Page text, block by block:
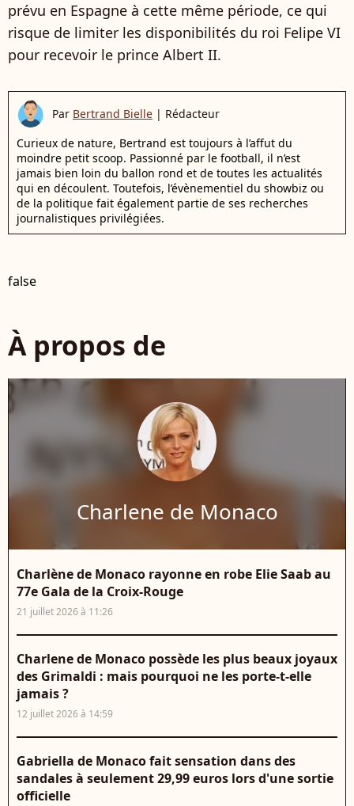
prévu en Espagne à cette même période, ce qui
risque de limiter les disponibilités du roi Felipe VI
pour recevoir le prince Albert II.
Par Bertrand Bielle | Rédacteur
Curieux de nature, Bertrand est toujours à l’affut du
moindre petit scoop. Passionné par le football, il n’est
jamais bien loin du ballon rond et de toutes les actualités
qui en découlent. Toutefois, l’évènementiel du showbiz ou
de la politique fait également partie de ses recherches
journalistiques privilégiées.
false
À propos de
Charlene de Monaco
Charlène de Monaco rayonne en robe Elie Saab au
77e Gala de la Croix-Rouge
21 juillet 2026 à 11:26
Charlene de Monaco possède les plus beaux joyaux
des Grimaldi : mais pourquoi ne les porte-t-elle
jamais ?
12 juillet 2026 à 14:59
Gabriella de Monaco fait sensation dans des
sandales à seulement 29,99 euros lors d'une sortie
officielle